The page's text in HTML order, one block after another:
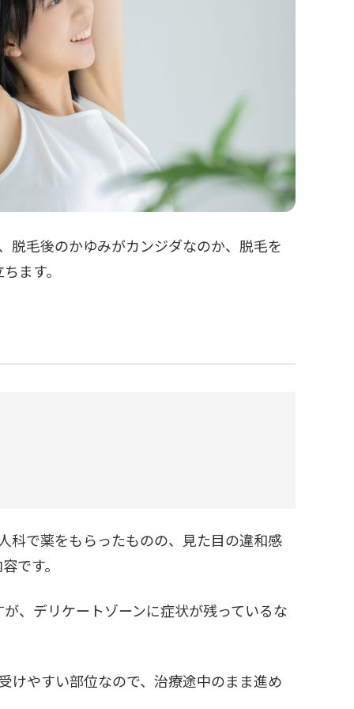
脱毛後のかゆみがカンジダなのか、脱毛を
ます。
科で薬をもらったものの、見た目の違和感
です。
、デリケートゾーンに症状が残っているな
けやすい部位なので、治療途中のまま進め